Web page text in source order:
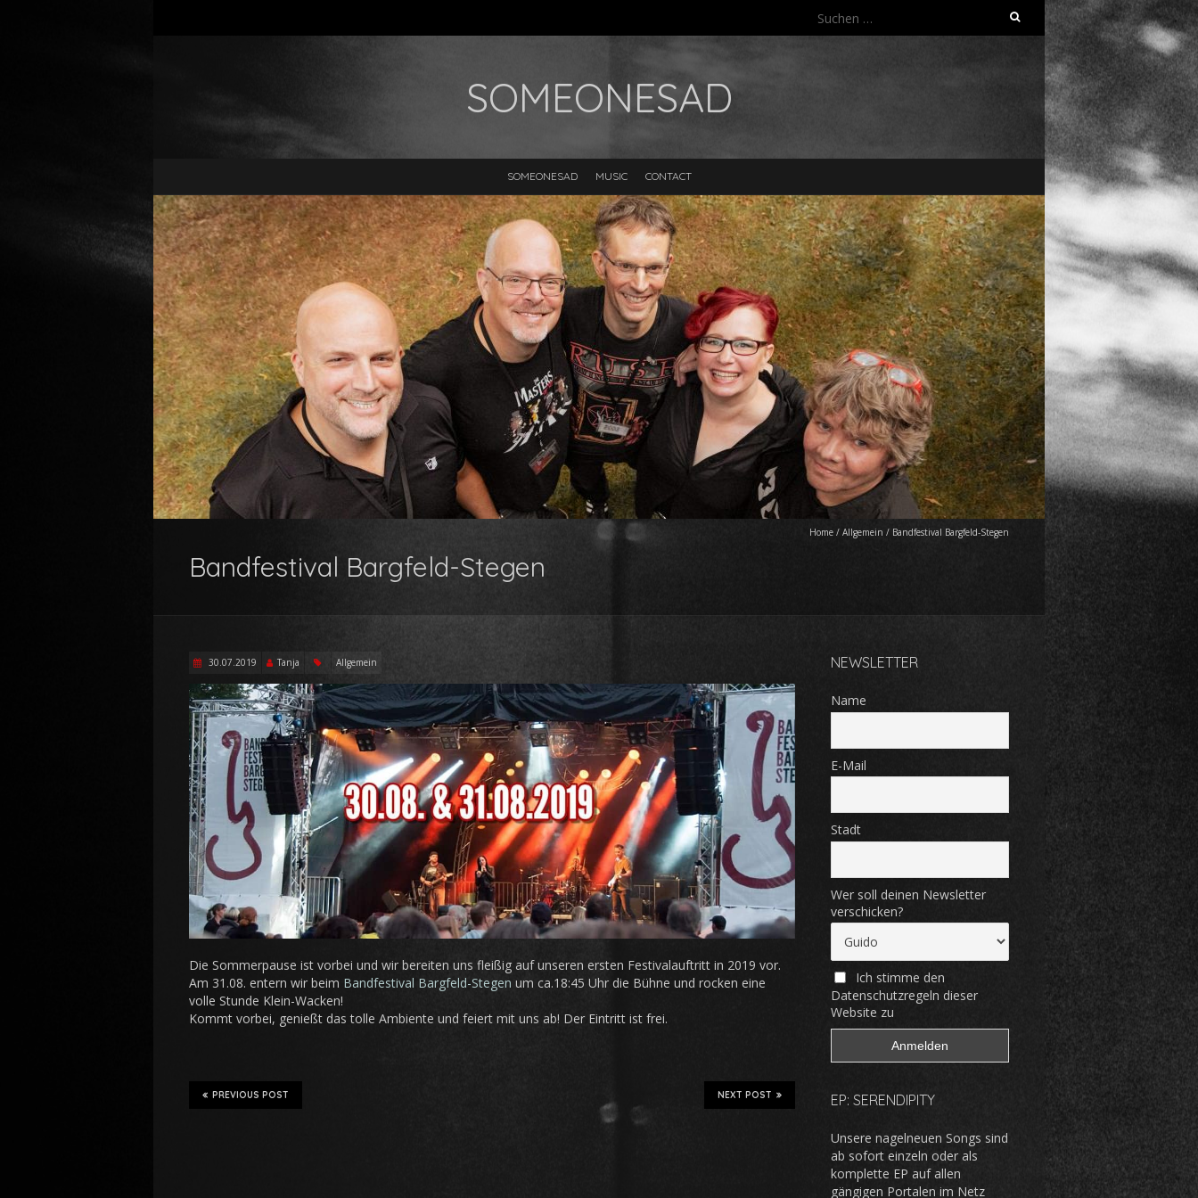
Suchen
nach:
SOMEONESAD
SOMEONESAD MUSIC CONTACT
Home / Allgemein / Bandfestival Bargfeld-Stegen
Bandfestival Bargfeld-Stegen
30.07.2019 Tanja Allgemein
Die Sommerpause ist vorbei und wir bereiten uns fleißig auf unseren ersten Festivalauftritt in 2019 vor.
Am 31.08. entern wir beim Bandfestival Bargfeld-Stegen um ca.18:45 Uhr die Bühne und rocken eine
volle Stunde Klein-Wacken!
Kommt vorbei, genießt das tolle Ambiente und feiert mit uns ab! Der Eintritt ist frei.
NEXT POST
PREVIOUS POST
NEWSLETTER
Name
E-Mail
Stadt
Wer soll deinen Newsletter
verschicken?
Ich stimme den
Datenschutzregeln dieser
Website zu
EP: SERENDIPITY
Unsere nagelneuen Songs sind
ab sofort einzeln oder als
komplette EP auf allen
gängigen Portalen im Netz